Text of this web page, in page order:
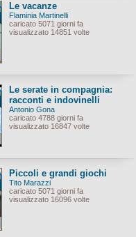
Le vacanze
Flaminia Martinelli
caricato 5071 giorni fa
visualizzato 14851 volte
Le serate in compagnia:
racconti e indovinelli
Antonio Gona
caricato 4788 giorni fa
visualizzato 16847 volte
Piccoli e grandi giochi
Tito Marazzi
caricato 5071 giorni fa
visualizzato 16096 volte